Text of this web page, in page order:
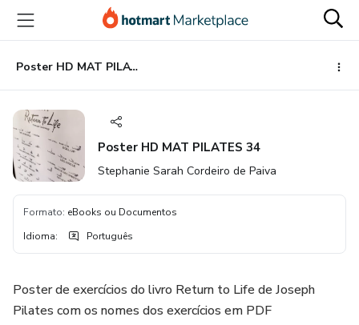
para
conteúdo
principal
para
pagamento
para
rodapé
Poster HD MAT PILATES 34
Poster HD MAT PILATES 34
Stephanie Sarah Cordeiro de Paiva
Formato: eBooks ou Documentos
Idioma: Português
Poster de exercícios do livro Return to Life de Joseph
Pilates com os nomes dos exercícios em PDF